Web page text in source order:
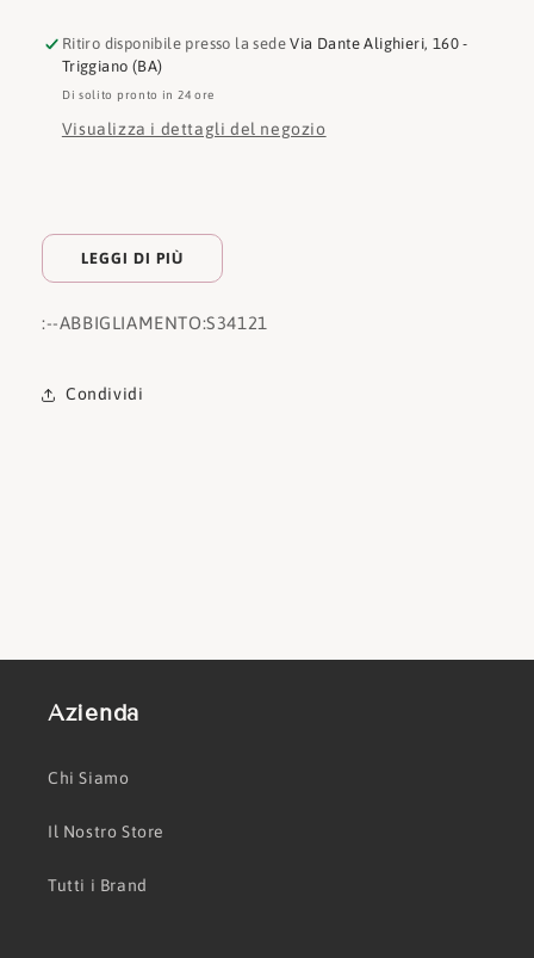
Ritiro disponibile presso la sedeVia Dante Alighieri, 160 -
Triggiano (BA)
Di solito pronto in 24 ore
Visualizza i dettagli del negozio
LEGGI DI PIÙ
:--ABBIGLIAMENTO:S34121
Condividi
Azienda
Chi Siamo
Il Nostro Store
Tutti i Brand